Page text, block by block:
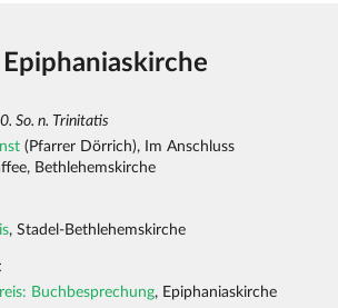
So. n. Trinitatis
(Pfarrer Dörrich), Im Anschluss
Bethlehemskirche
, Stadel-Bethlehemskirche
Buchbesprechung, Epiphaniaskirche